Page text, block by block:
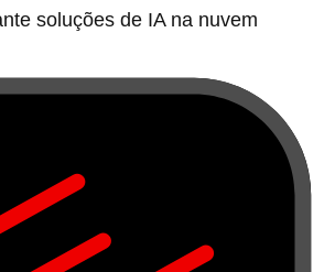
soluções de IA na nuvem